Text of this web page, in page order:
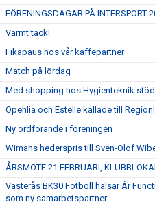
FÖRENINGSDAGAR PÅ INTERSPORT
Varmt tack!
Fikapaus hos vår kaffepartner
Match på lördag
Med shopping hos Hygienteknik
Opehlia och Estelle kallade till
Ny ordförande i föreningen
Wimans hederspris till Sven-Olof
ÅRSMÖTE 21 FEBRUARI,
Västerås BK30 Fotboll hälsar Ár
som ny samarbetspartner